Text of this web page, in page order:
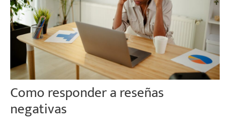
Como responder a reseñas
negativas